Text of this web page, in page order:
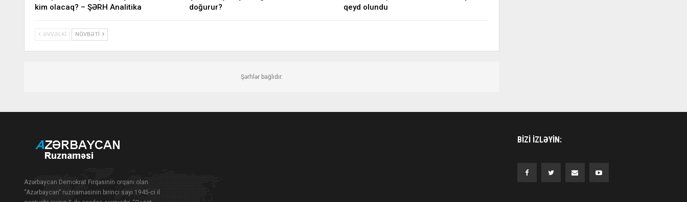
kim olacaq? – ŞƏRH Analitika
doğurur?
qeyd olundu
ƏVVƏLKI NÖVBƏTI
Şərhlər bağlıdır.
Azərbaycan Demokrat Firqəsinin orqanı olan
“Azərbaycan” ruznaməsinin birinci sayı 1945-ci il
BIZI IZLƏYIN: